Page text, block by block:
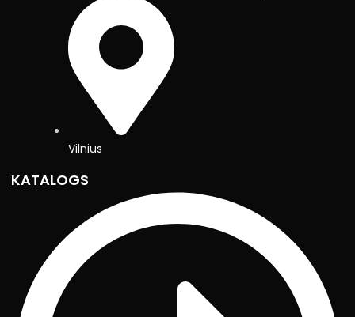
Vilnius
KATALOGS